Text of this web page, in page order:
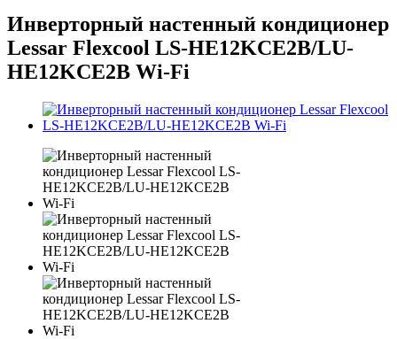
Инверторный настенный кондиционер
Lessar Flexcool LS-HE12KCE2B/LU-
HE12KCE2B Wi-Fi